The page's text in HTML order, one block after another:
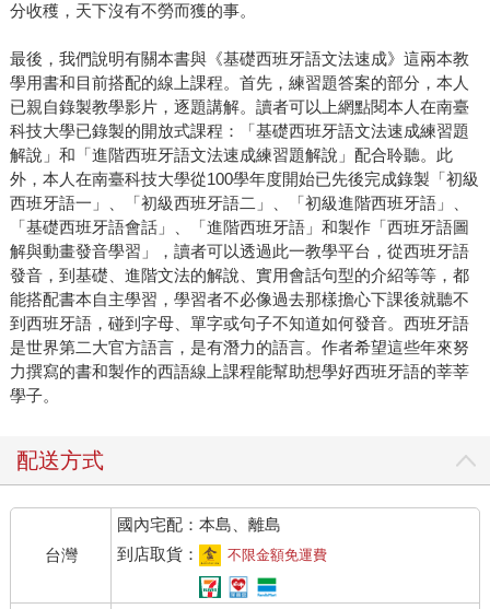
分收穫，天下沒有不勞而獲的事。
最後，我們說明有關本書與《基礎西班牙語文法速成》這兩本教
學用書和目前搭配的線上課程。首先，練習題答案的部分，本人
已親自錄製教學影片，逐題講解。讀者可以上網點閱本人在南臺
科技大學已錄製的開放式課程：「基礎西班牙語文法速成練習題
解說」和「進階西班牙語文法速成練習題解說」配合聆聽。此
外，本人在南臺科技大學從100學年度開始已先後完成錄製「初級
西班牙語一」、「初級西班牙語二」、「初級進階西班牙語」、
「基礎西班牙語會話」、「進階西班牙語」和製作「西班牙語圖
解與動畫發音學習」，讀者可以透過此一教學平台，從西班牙語
發音，到基礎、進階文法的解說、實用會話句型的介紹等等，都
能搭配書本自主學習，學習者不必像過去那樣擔心下課後就聽不
到西班牙語，碰到字母、單字或句子不知道如何發音。西班牙語
是世界第二大官方語言，是有潛力的語言。作者希望這些年來努
力撰寫的書和製作的西語線上課程能幫助想學好西班牙語的莘莘
學子。
配送方式
台灣
國內宅配：本島、離島
到店取貨：
不限金額免運費